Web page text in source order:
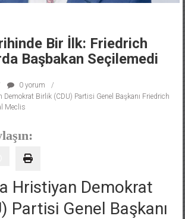
Bir İlk: Friedrich
Başbakan Seçilemedi
0 yorum
Demokrat Birlik (CDU) Partisi Genel Başkanı Friedrich
Meclis
Hristiyan Demokrat
Partisi Genel Başkanı